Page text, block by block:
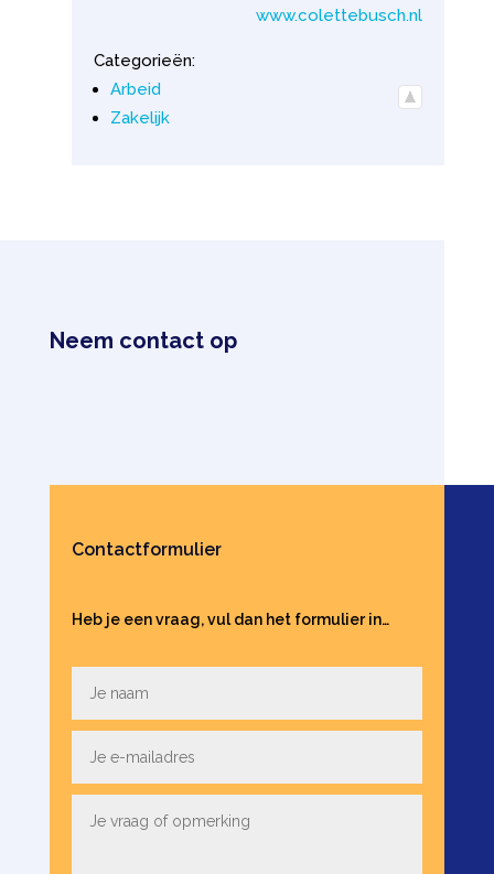
www.colettebusch.nl
Categorieën:
Arbeid
Zakelijk
Neem contact op
Contactformulier
Heb je een vraag, vul dan het formulier in…